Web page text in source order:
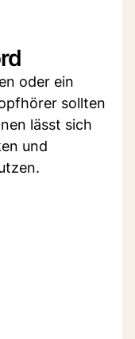
oder ein
sollten
lässt sich
und